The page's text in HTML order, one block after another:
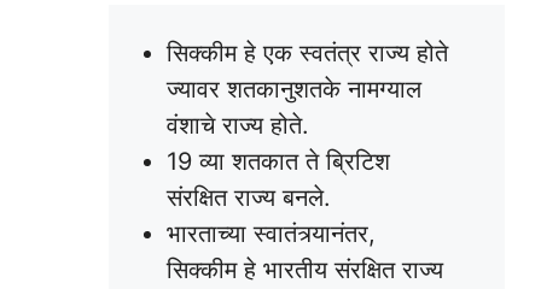
सिक्कीम हे एक स्वतंत्र राज्य होते
ज्यावर शतकानुशतके नामग्याल
वंशाचे राज्य होते.
19 व्या शतकात ते ब्रिटिश
संरक्षित राज्य बनले.
भारताच्या स्वातंत्र्यानंतर,
सिक्कीम हे भारतीय संरक्षित राज्य